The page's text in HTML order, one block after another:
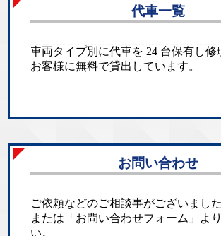
代車一覧
車両タイプ別に代車を 24 台保有し修
お客様に無料で貸出しています。
お問い合わせ
ご依頼などのご相談事がございまし
または「お問い合わせフォーム」よ
い。